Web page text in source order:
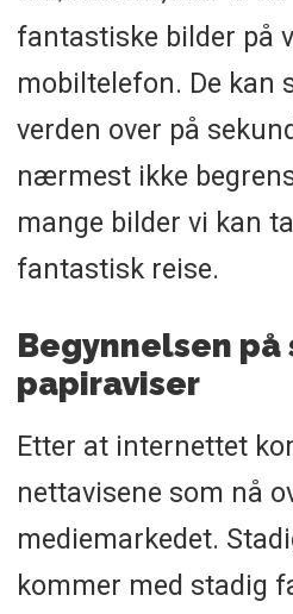
fantastiske bilder på
mobiltelefon. De kan
verden over på
nærmest ikke
mange bilder vi kan
fantastisk reise.
Begynnelsen
papiraviser
Etter at internettet
nettavisene som nå
mediemarkedet.
kommer med stadig